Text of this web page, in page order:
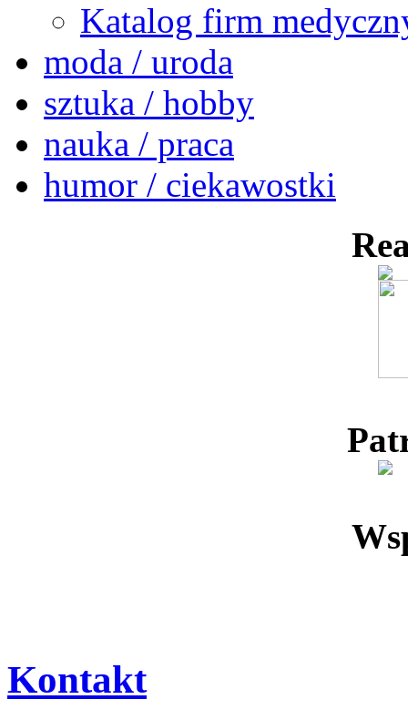
Katalog firm
moda / uroda
sztuka / hobby
nauka / praca
humor / ciekawostki
Kontakt